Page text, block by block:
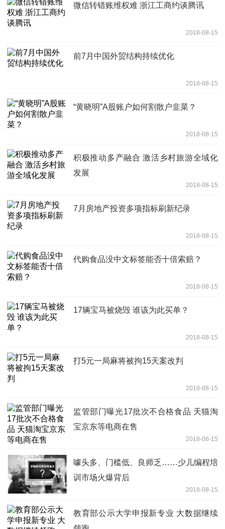
微信转错账维权难 浙江工商约谈腾讯
2018-08-15
前7月中国外贸结构持续优化
2018-08-15
“黄晓明”A股账户如何割散户韭菜？
2018-08-15
积极推动多产融合 激活乡村旅游全域化
发展
2018-08-15
7月房地产投资多项指标刷新纪录
2018-08-15
代购食品没中文标签能否十倍索赔？
2018-08-15
17辆宝马被烧毁 谁该为此买单？
2018-08-15
打5元一局麻将被拘15天案改判
2018-08-15
监管部门曝光17批次不合格食品 天猫淘
宝京东等电商在售
2018-08-15
噱头多、门槛低、良师乏……少儿编程培
训市场火爆背后
2018-08-15
教育部公示大学申报新专业 大数据继续